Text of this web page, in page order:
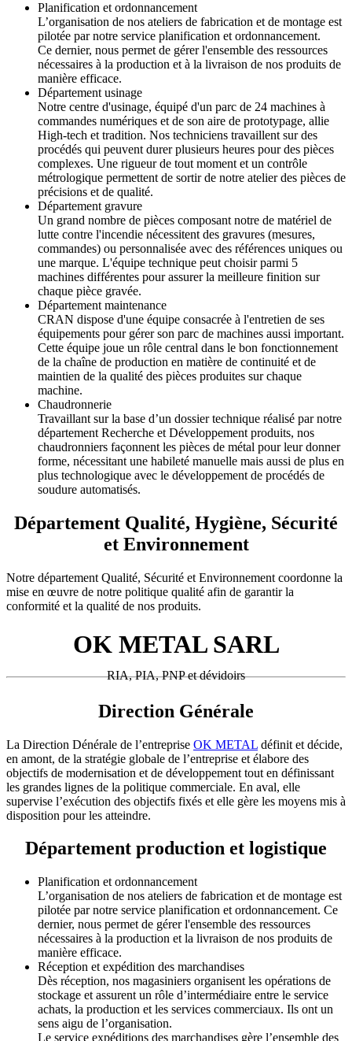
Planification et ordonnancement
L’organisation de nos ateliers de fabrication et de montage est
pilotée par notre service planification et ordonnancement.
Ce dernier, nous permet de gérer l'ensemble des ressources
nécessaires à la production et à la livraison de nos produits de
manière efficace.
Département usinage
Notre centre d'usinage, équipé d'un parc de 24 machines à
commandes numériques et de son aire de prototypage, allie
High-tech et tradition. Nos techniciens travaillent sur des
procédés qui peuvent durer plusieurs heures pour des pièces
complexes. Une rigueur de tout moment et un contrôle
métrologique permettent de sortir de notre atelier des pièces de
précisions et de qualité.
Département gravure
Un grand nombre de pièces composant notre de matériel de
lutte contre l'incendie nécessitent des gravures (mesures,
commandes) ou personnalisée avec des références uniques ou
une marque. L'équipe technique peut choisir parmi 5
machines différentes pour assurer la meilleure finition sur
chaque pièce gravée.
Département maintenance
CRAN dispose d'une équipe consacrée à l'entretien de ses
équipements pour gérer son parc de machines aussi important.
Cette équipe joue un rôle central dans le bon fonctionnement
de la chaîne de production en matière de continuité et de
maintien de la qualité des pièces produites sur chaque
machine.
Chaudronnerie
Travaillant sur la base d’un dossier technique réalisé par notre
département Recherche et Développement produits, nos
chaudronniers façonnent les pièces de métal pour leur donner
forme, nécessitant une habileté manuelle mais aussi de plus en
plus technologique avec le développement de procédés de
soudure automatisés.
Département Qualité, Hygiène, Sécurité
et Environnement
Notre département Qualité, Sécurité et Environnement coordonne la
mise en œuvre de notre politique qualité afin de garantir la
conformité et la qualité de nos produits.
OK METAL SARL
RIA, PIA, PNP et dévidoirs
Direction Générale
La Direction Dénérale de l’entreprise OK METAL définit et décide,
en amont, de la stratégie globale de l’entreprise et élabore des
objectifs de modernisation et de développement tout en définissant
les grandes lignes de la politique commerciale. En aval, elle
supervise l’exécution des objectifs fixés et elle gère les moyens mis à
disposition pour les atteindre.
Département production et logistique
Planification et ordonnancement
L’organisation de nos ateliers de fabrication et de montage est
pilotée par notre service planification et ordonnancement. Ce
dernier, nous permet de gérer l'ensemble des ressources
nécessaires à la production et la livraison de nos produits de
manière efficace.
Réception et expédition des marchandises
Dès réception, nos magasiniers organisent les opérations de
stockage et assurent un rôle d’intermédiaire entre le service
achats, la production et les services commerciaux. Ils ont un
sens aigu de l’organisation.
Le service expéditions des marchandises gère l’ensemble des